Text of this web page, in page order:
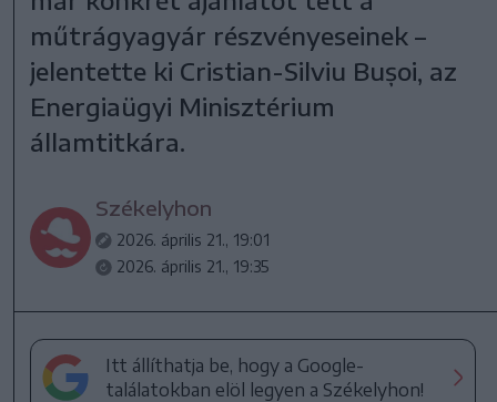
műtrágyagyár részvényeseinek –
jelentette ki Cristian-Silviu Bușoi, az
Energiaügyi Minisztérium
államtitkára.
Székelyhon
2026. április 21., 19:01
2026. április 21., 19:35
Itt állíthatja be, hogy a Google-
találatokban elöl legyen a Székelyhon!